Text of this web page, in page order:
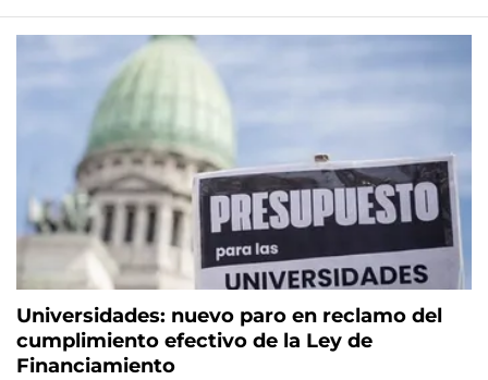
Universidades: nuevo paro en reclamo del
cumplimiento efectivo de la Ley de
Financiamiento